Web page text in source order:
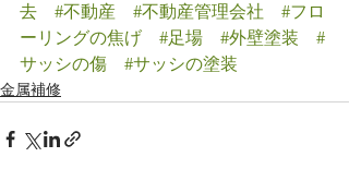
去
#不動産 #不動産管理会社
#フロ
ーリングの焦げ
#足場 #外壁塗装
#
サッシの傷
#サッシの塗装
金属補修